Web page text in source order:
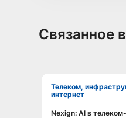
Связанное
Телеком, инфраструктура, связь,
интернет
Nexign: AI в